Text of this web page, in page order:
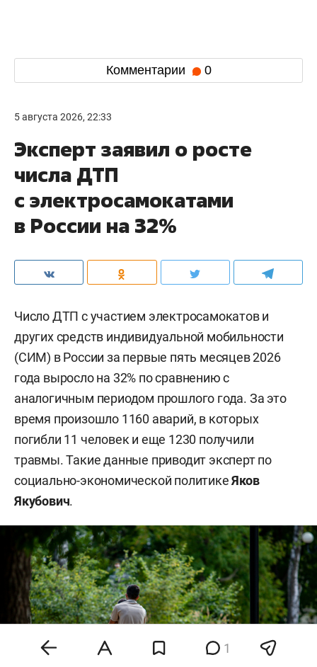
Комментарии 0
5 августа 2026, 22:33
Эксперт заявил о росте
числа ДТП
с электросамокатами
в России на 32%
Число ДТП с участием электросамокатов и
других средств индивидуальной мобильности
(СИМ) в России за первые пять месяцев 2026
года выросло на 32% по сравнению с
аналогичным периодом прошлого года. За это
время произошло 1160 аварий, в которых
погибли 11 человек и еще 1230 получили
травмы. Такие данные приводит эксперт по
социально-экономической политикеЯков
Якубович.
1